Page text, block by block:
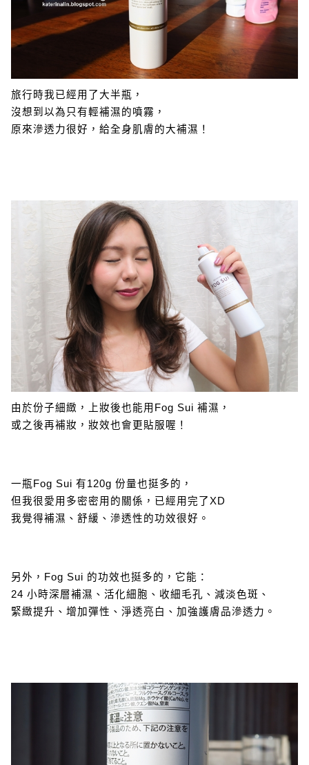
旅行時我已經用了大半瓶，
沒想到以為只有輕補濕的噴霧，
原來滲透力很好，給全身肌膚的大補濕！
由於份子細緻，上妝後也能用Fog Sui 補濕，
或之後再補妝，妝效也會更貼服喔！
一瓶Fog Sui 有120g 份量也挺多的，
但我很愛用多密密用的關係，已經用完了XD
我覺得補濕、舒緩、滲透性的功效很好。
另外，Fog Sui 的功效也挺多的，它能：
24 小時深層補濕、活化細胞、收細毛孔、減淡色斑、
緊緻提升、增加彈性、淨透亮白、加強護膚品滲透力。